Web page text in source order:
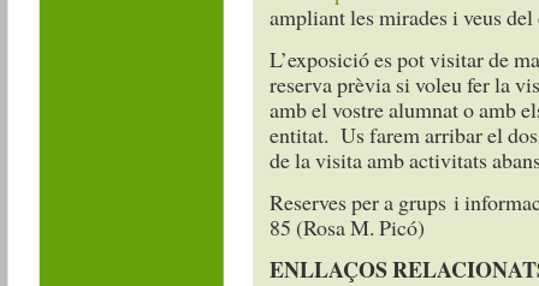
ampliant les mirades i veus del
L’exposició es pot visitar de
reserva prèvia si voleu fer la
amb el vostre alumnat o amb
entitat. Us farem arribar el
de la visita amb activitats
Reserves per a grups i
85 (Rosa M. Picó)
ENLLAÇOS